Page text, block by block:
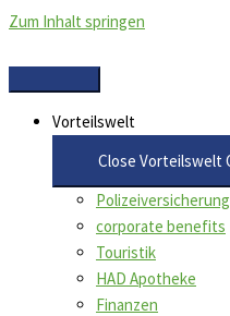
Zum Inhalt springen
Vorteilswelt
Close Vorteilswelt
Polizeiversicherung
corporate benefits
Touristik
HAD Apotheke
Finanzen